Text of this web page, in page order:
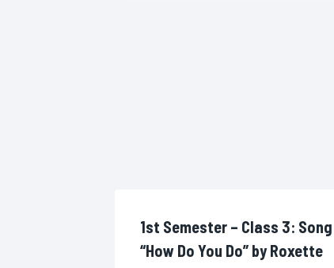
1st Semester – Class 3: Song
“How Do You Do” by Roxette